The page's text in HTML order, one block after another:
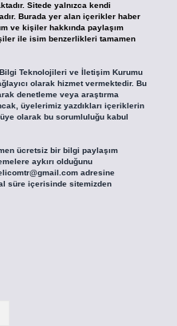
Sitede yalnızca kendi
Burada yer alan içerikler haber
ve kişiler hakkında paylaşım
ile isim benzerlikleri tamamen
Teknolojileri ve İletişim Kurumu
olarak hizmet vermektedir. Bu
denetleme veya araştırma
üyelerimiz yazdıkları içeriklerin
olarak bu sorumluluğu kabul
ücretsiz bir bilgi paylaşım
aykırı olduğunu
adresine
süre içerisinde sitemizden